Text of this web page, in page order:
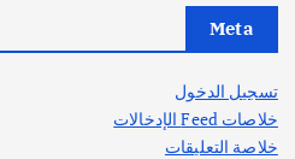
Meta
تسجيل الدخول
خلاصات Feed الإدخالات
خلاصة التعليقات